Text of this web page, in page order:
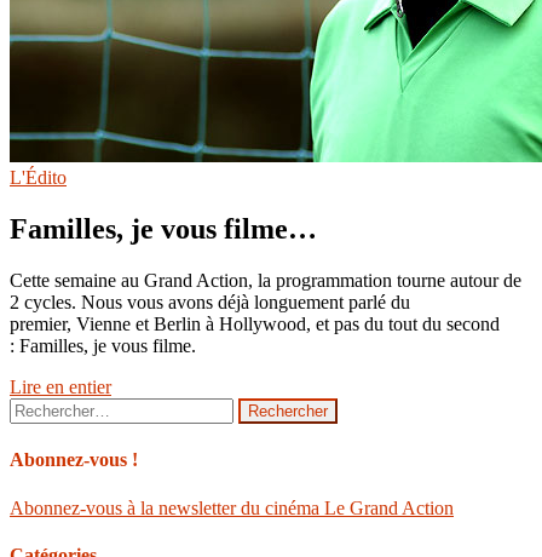
L'Édito
Familles, je vous filme…
Cette semaine au Grand Action, la programmation tourne autour de
2 cycles. Nous vous avons déjà longuement parlé du
premier, Vienne et Berlin à Hollywood, et pas du tout du second
: Familles, je vous filme.
Lire en entier
Rechercher :
Abonnez-vous !
Abonnez-vous à la newsletter du cinéma Le Grand Action